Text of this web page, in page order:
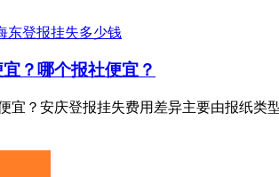
东登报挂失多少钱
？哪个报社便宜？
宜？安庆登报挂失费用差异主要由报纸